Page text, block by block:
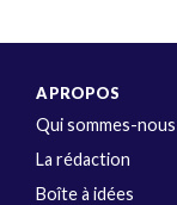
A PROPOS
Qui sommes-nous
La rédaction
Boîte à idées